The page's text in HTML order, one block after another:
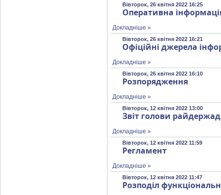
Вівторок, 26 квітня 2022 16:25
Оперативна
Докладніше »
Вівторок, 26 квітня 2022 16:21
Офіційні джерела
Докладніше »
Вівторок, 26 квітня 2022 16:10
Розпорядження
Докладніше »
Вівторок, 12 квітня 2022 13:00
Звіт голови
Докладніше »
Вівторок, 12 квітня 2022 11:59
Регламент
Докладніше »
Вівторок, 12 квітня 2022 11:47
Розподіл